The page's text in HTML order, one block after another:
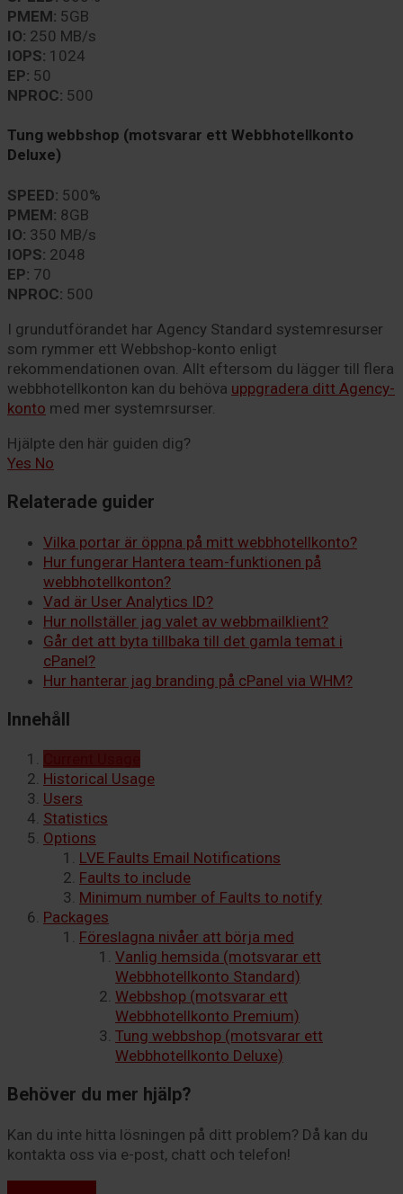
PMEM: 5GB
IO: 250 MB/s
IOPS: 1024
EP: 50
NPROC: 500
Tung webbshop (motsvarar ett Webbhotellkonto
Deluxe)
SPEED: 500%
PMEM: 8GB
IO: 350 MB/s
IOPS: 2048
EP: 70
NPROC: 500
I grundutförandet har Agency Standard systemresurser
som rymmer ett Webbshop-konto enligt
rekommendationen ovan. Allt eftersom du lägger till flera
webbhotellkonton kan du behöva uppgradera ditt Agency-
konto med mer systemrsurser.
Hjälpte den här guiden dig?
Yes No
Relaterade guider
Vilka portar är öppna på mitt webbhotellkonto?
Hur fungerar Hantera team-funktionen på
webbhotellkonton?
Vad är User Analytics ID?
Hur nollställer jag valet av webbmailklient?
Går det att byta tillbaka till det gamla temat i
cPanel?
Hur hanterar jag branding på cPanel via WHM?
Innehåll
Historical Usage
Users
Statistics
Options
LVE Faults Email Notifications
Faults to include
Minimum number of Faults to notify
Packages
Föreslagna nivåer att börja med
Vanlig hemsida (motsvarar ett
Webbhotellkonto Standard)
Webbshop (motsvarar ett
Webbhotellkonto Premium)
Tung webbshop (motsvarar ett
Webbhotellkonto Deluxe)
Behöver du mer hjälp?
Kan du inte hitta lösningen på ditt problem? Då kan du
kontakta oss via e-post, chatt och telefon!